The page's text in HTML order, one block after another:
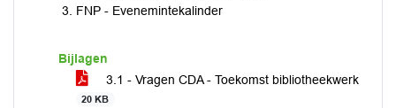
FNP - Evenemintekalinder
Bijlagen
3.1 - Vragen CDA - Toekomst bibliotheekwerk
20 KB